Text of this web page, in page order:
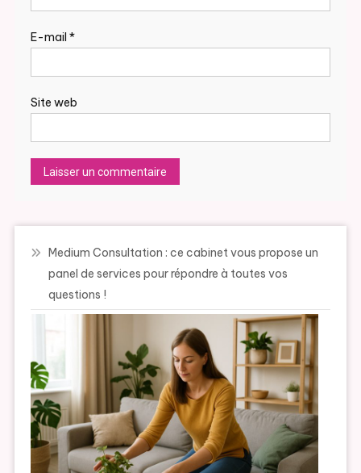
E-mail *
Site web
Medium Consultation : ce cabinet vous propose un
panel de services pour répondre à toutes vos
questions !